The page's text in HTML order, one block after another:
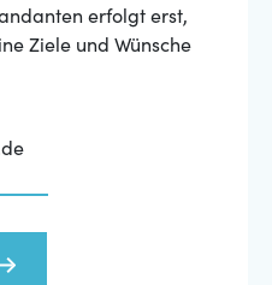
erfolgt erst,
Ziele und Wünsche